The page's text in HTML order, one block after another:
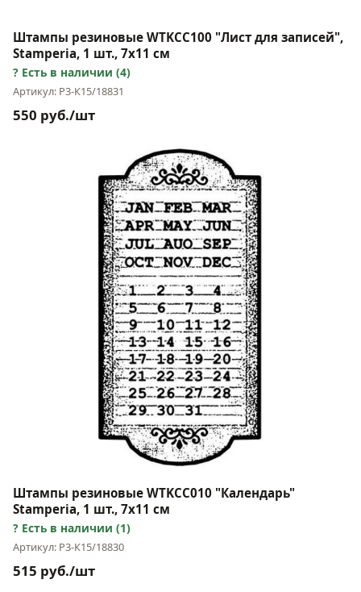
Штампы резиновые WTKCC100 "Лист для записей",
Stamperia, 1 шт., 7х11 см
Есть в наличии (4)
Артикул: Р3-К15/18831
550 руб./шт
Штампы резиновые WTKCC010 "Календарь"
Stamperia, 1 шт., 7х11 см
Есть в наличии (1)
Артикул: Р3-К15/18830
515 руб./шт